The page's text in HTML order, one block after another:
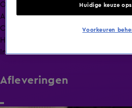
Overzicht
Afleveringen
Clips
Hoe is het nu met?
Info
Afleveringen
Huidige keuze
Voorkeuren